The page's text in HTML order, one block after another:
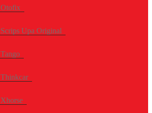
Otofix
Scrips Upa Original
Tango
Thinkcar
Xhorse